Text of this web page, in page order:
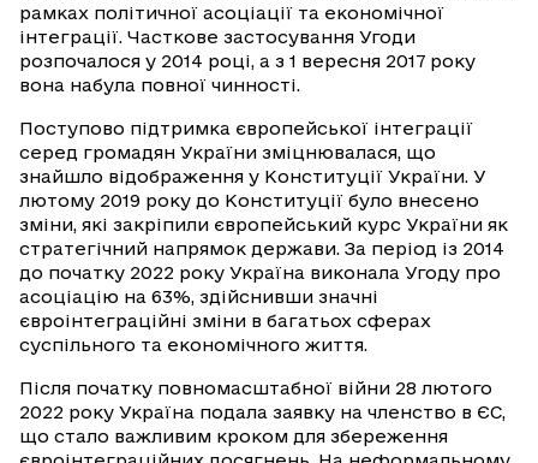
рамках політичної асоціації та економічної
інтеграції. Часткове застосування Угоди
розпочалося у 2014 році, а з 1 вересня 2017 року
вона набула повної чинності.
Поступово підтримка європейської інтеграції
серед громадян України зміцнювалася, що
знайшло відображення у Конституції України. У
лютому 2019 року до Конституції було внесено
зміни, які закріпили європейський курс України як
стратегічний напрямок держави. За період із 2014
до початку 2022 року Україна виконала Угоду про
асоціацію на 63%, здійснивши значні
євроінтеграційні зміни в багатьох сферах
суспільного та економічного життя.
Після початку повномасштабної війни 28 лютого
2022 року Україна подала заявку на членство в ЄС,
що стало важливим кроком для збереження